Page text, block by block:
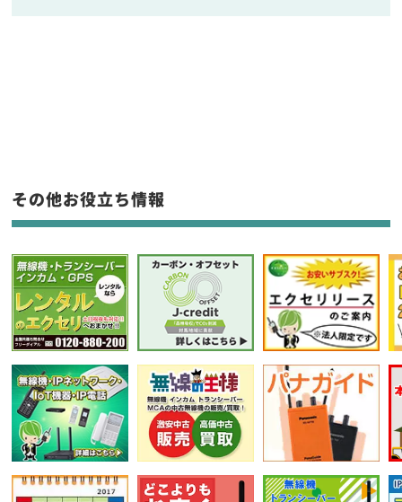
フリーワード入力(製品名等)
選択条件をリセット
その他お役立ち情報